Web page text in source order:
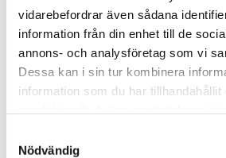
vidarebefordrar även sådana
information från din enhet till de
annons- och analysföretag som vi
Dessa kan i sin tur kombinera
information som du har tillhandahållit
Nödvändig
Medalj 45 mm – eget
15.20kr
ArtikelNr:9530-